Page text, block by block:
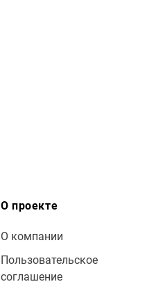
О проекте
О компании
Пользовательское
соглашение